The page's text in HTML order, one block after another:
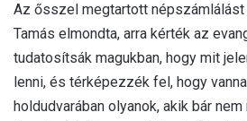
Az ősszel megtartott
Tamás elmondta, arra kérték az
tudatosítsák magukban, hogy mit
lenni, és térképezzék fel, hogy
holdudvarában olyanok, akik bár